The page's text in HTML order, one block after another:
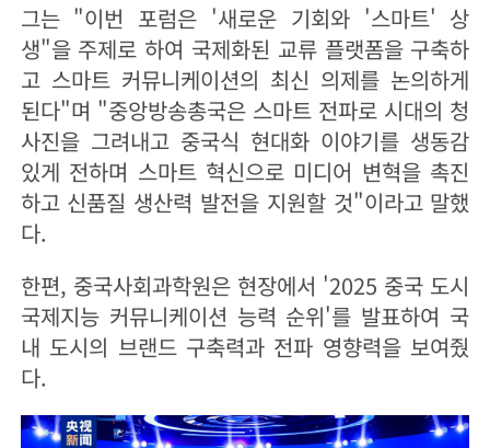
그는 "이번 포럼은 '새로운 기회와 '스마트' 상
생"을 주제로 하여 국제화된 교류 플랫폼을 구축하
고 스마트 커뮤니케이션의 최신 의제를 논의하게
된다"며 "중앙방송총국은 스마트 전파로 시대의 청
사진을 그려내고 중국식 현대화 이야기를 생동감
있게 전하며 스마트 혁신으로 미디어 변혁을 촉진
하고 신품질 생산력 발전을 지원할 것"이라고 말했
다.
한편, 중국사회과학원은 현장에서 '2025 중국 도시
국제지능 커뮤니케이션 능력 순위'를 발표하여 국
내 도시의 브랜드 구축력과 전파 영향력을 보여줬
다.